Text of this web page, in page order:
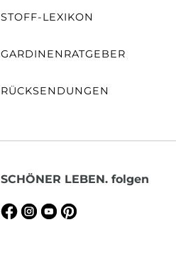
STOFF-LEXIKON
GARDINENRATGEBER
RÜCKSENDUNGEN
SCHÖNER LEBEN. folgen